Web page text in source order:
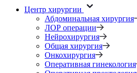
Центр хирургии
Абдоминальная хирургия
ЛОР операции
Нейрохирургия
Общая хирургия
Онкохирургия
Оперативная гинекология